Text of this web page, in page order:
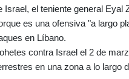
el teniente general Eyal
es una ofensiva "a largo
en Líbano.
contra Israel el 2 de
en una zona a lo largo